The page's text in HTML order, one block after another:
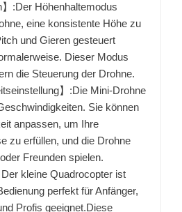
】:Der Höhenhaltemodus
eine konsistente Höhe zu
und Gieren gesteuert
Dieser Modus
die Steuerung der Drohne.
】:Die Mini-Drohne
Sie können
anpassen, um Ihre
zu erfüllen, und die Drohne
Freunden spielen.
Der kleine Quadrocopter ist
perfekt für Anfänger,
Profis geeignet.Diese